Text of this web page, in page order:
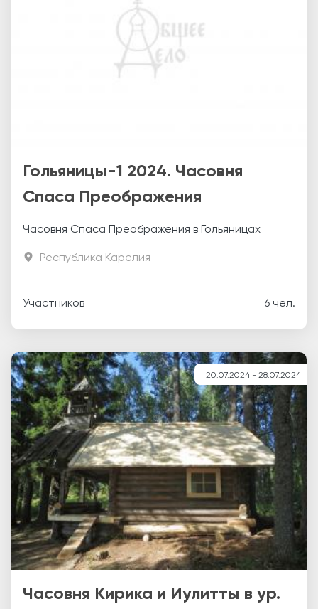
Гольяницы-1 2024. Часовня
Спаса Преображения
Часовня Спаса Преображения в Гольяницах
Республика Карелия
Участников 6 чел.
20.07.2024 - 28.07.2024
Часовня Кирика и Иулитты в ур.